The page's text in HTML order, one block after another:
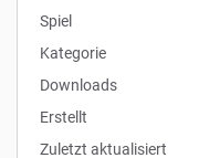
Spiel
Kategorie
Downloads
Erstellt
Zuletzt aktualisiert